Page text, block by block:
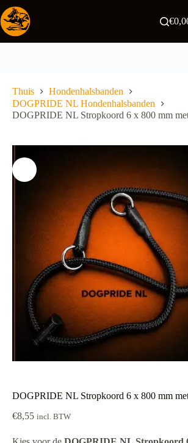
naar
de
inhoud
€
Thuis
Hondenhalsbanden
DOGPRIDE NL Hondenhalsbanden
DOGPRIDE NL Stropkoord 6 x 800 mm
DOGPRIDE NL Stropkoord 6 x 800 mm
€8,55 incl. BTW